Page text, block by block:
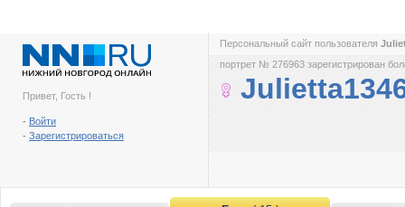
Привет, Гость !
- Войти
- Зарегистрироваться
Персональный сайт пользователя
портрет № 276963 зарегистрирован